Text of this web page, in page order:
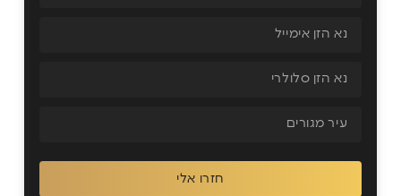
חזרו אלי